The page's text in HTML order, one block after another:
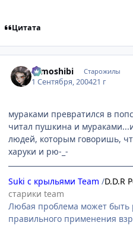
Цитата
tomoshibi Старожилы
1 Сентября, 200421 г
мураками превратился в
читал пушкина и
людей, которым говоришь,
харуки и рю-_-
Suki с крыльями Team /D.D.R
старики team
Любая проблема может
правильного применения